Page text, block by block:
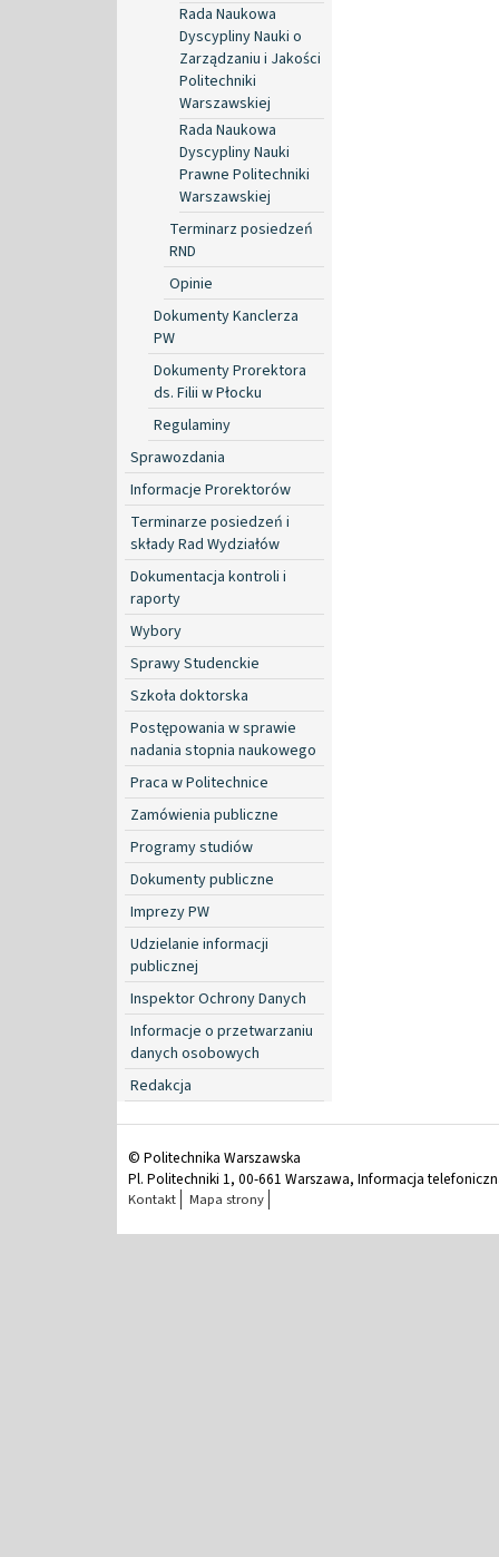
Rada Naukowa
Dyscypliny Nauki o
Zarządzaniu i Jakości
Politechniki
Warszawskiej
Rada Naukowa
Dyscypliny Nauki
Prawne Politechniki
Warszawskiej
Terminarz posiedzeń
RND
Opinie
Dokumenty Kanclerza
PW
Dokumenty Prorektora
ds. Filii w Płocku
Regulaminy
Sprawozdania
Informacje Prorektorów
Terminarze posiedzeń i
składy Rad Wydziałów
Dokumentacja kontroli i
raporty
Wybory
Sprawy Studenckie
Szkoła doktorska
Postępowania w sprawie
nadania stopnia naukowego
Praca w Politechnice
Zamówienia publiczne
Programy studiów
Dokumenty publiczne
Imprezy PW
Udzielanie informacji
publicznej
Inspektor Ochrony Danych
Informacje o przetwarzaniu
danych osobowych
Redakcja
© Politechnika Warszawska
Pl. Politechniki 1, 00-661 Warszawa, Informacja
Kontakt Mapa strony